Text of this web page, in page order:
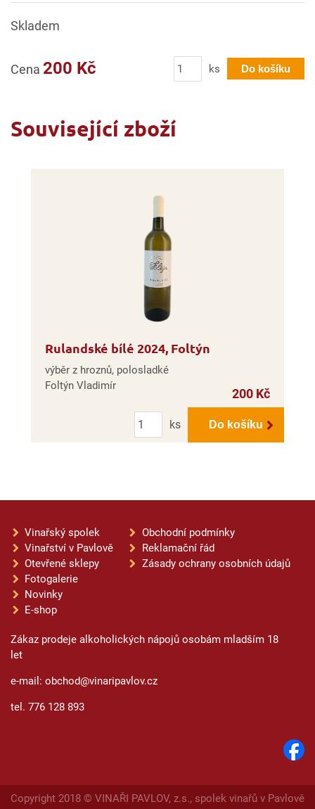
Skladem
Cena 200 Kč Počet ks Do košíku
Související zboží
Rulandské bílé 2024, Foltýn
výběr z hroznů, polosladké
Foltýn Vladimír
200 Kč
Počet
ks
Do košíku
Vinařský spolek
Vinařství v Pavlově
Otevřené sklepy
Fotogalerie
Novinky
E-shop
Obchodní podmínky
Reklamační řád
Zásady ochrany osobních údajů
Zákaz prodeje alkoholických nápojů osobám mladším 18
let
e-mail: obchod@vinaripavlov.cz
tel. 776 128 893
Copyright 2018 © VINAŘI PAVLOV, z.s., spolek vinařů v Pavlově